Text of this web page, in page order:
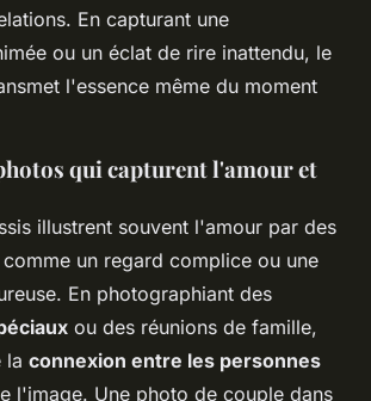
En capturant une
ou un éclat de rire inattendu, le
l'essence même du moment
qui capturent l'amour et
illustrent souvent l'amour par des
un regard complice ou une
En photographiant des
ou des réunions de famille,
la connexion entre les personnes
l'image. Une photo de couple dans